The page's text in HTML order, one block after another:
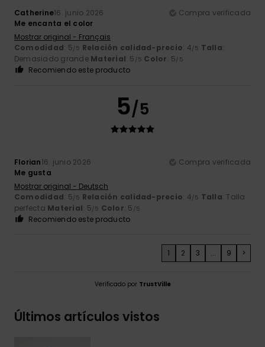
Catherine16. junio 2026
Compra verificada
Me encanta el color
Mostrar original - Français
Comodidad: 5 /5 Relación calidad-precio: 4 /5 Talla:
Demasiado grande Material: 5 /5 Color: 5 /5
Recomiendo este producto
5/5
Florian16. junio 2026
Compra verificada
Me gusta
Mostrar original - Deutsch
Comodidad: 5 /5 Relación calidad-precio: 4 /5 Talla: Talla
perfecta Material: 5 /5 Color: 5 /5
Recomiendo este producto
1 2 3 ... 9 >
Verificado por TrustVille
Últimos artículos vistos